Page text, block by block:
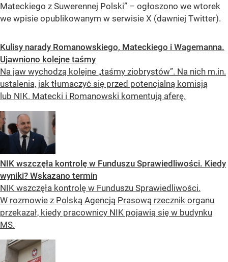
Mateckiego z Suwerennej Polski” – ogłoszono we wtorek
we wpisie opublikowanym w serwisie X (dawniej Twitter).
Kulisy narady Romanowskiego, Mateckiego i Wagemanna.
Ujawniono kolejne taśmy
Na jaw wychodzą kolejne „taśmy ziobrystów”. Na nich m.in.
ustalenia, jak tłumaczyć się przed potencjalną komisją
lub NIK. Matecki i Romanowski komentują aferę.
NIK wszczęła kontrolę w Funduszu Sprawiedliwości. Kiedy
wyniki? Wskazano termin
NIK wszczęła kontrolę w Funduszu Sprawiedliwości.
W rozmowie z Polską Agencją Prasową rzecznik organu
przekazał, kiedy pracownicy NIK pojawią się w budynku
MS.